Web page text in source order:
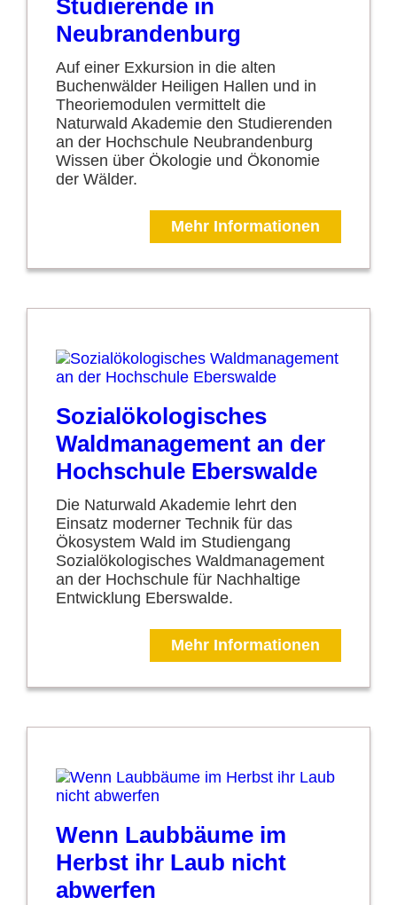
Studierende in
Neubrandenburg
Auf einer Exkursion in die alten
Buchenwälder Heiligen Hallen und in
Theoriemodulen vermittelt die
Naturwald Akademie den Studierenden
an der Hochschule Neubrandenburg
Wissen über Ökologie und Ökonomie
der Wälder.
Mehr Informationen
Sozialökologisches
Waldmanagement an der
Hochschule Eberswalde
Die Naturwald Akademie lehrt den
Einsatz moderner Technik für das
Ökosystem Wald im Studiengang
Sozialökologisches Waldmanagement
an der Hochschule für Nachhaltige
Entwicklung Eberswalde.
Mehr Informationen
Wenn Laubbäume im
Herbst ihr Laub nicht
abwerfen